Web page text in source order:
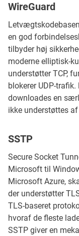
WireGuard
en god
tilbyder høj
moderne elliptisk-
understøtter TCP,
blokerer UDP-
downloades en
ikke understøttes
SSTP
Secure Socket
Microsoft til
Microsoft Azure,
der understøtter
TLS-baseret
hvoraf de fleste
SSTP giver en